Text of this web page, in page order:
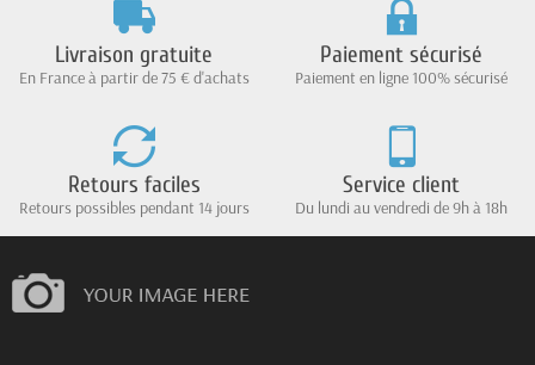
Livraison gratuite
En France à partir de 75 € d'achats
Paiement sécurisé
Paiement en ligne 100% sécurisé
Retours faciles
Retours possibles pendant 14 jours
Service client
Du lundi au vendredi de 9h à 18h